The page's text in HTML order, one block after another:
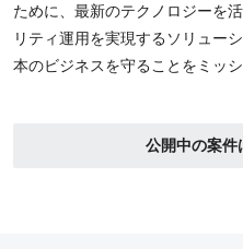
ために、最新のテクノロジーを
リティ運用を実現するソリュー
本のビジネスを守ることをミッ
公開中の案件